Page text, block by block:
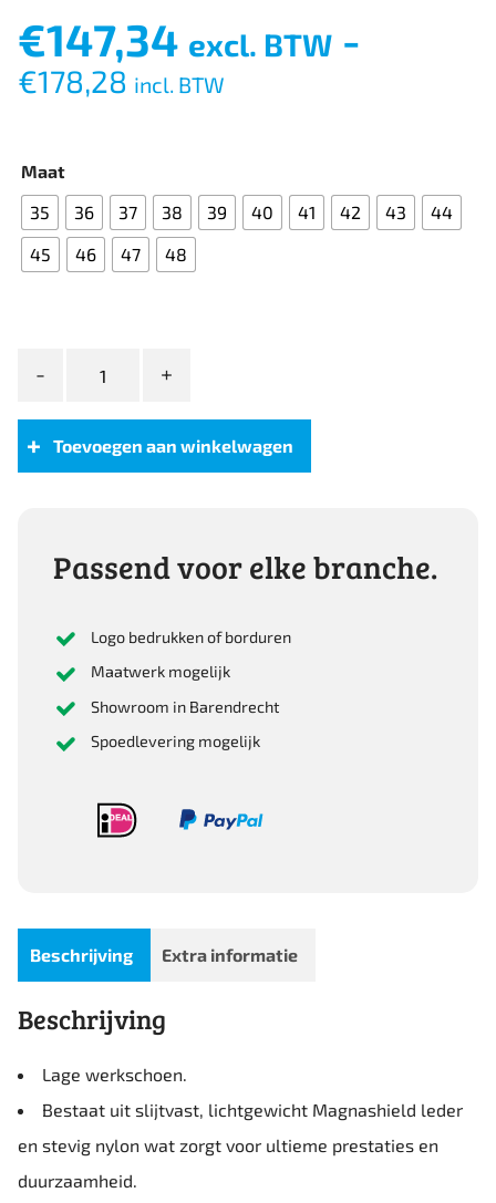
€147,34 excl. BTW -
€178,28 incl. BTW
Maat
35
36 37 38 39 40 41 42 43
44
45
46 47 48
Viper
5.0
Toevoegen aan winkelwagen
Passend voor elke branche.
Logo bedrukken of borduren
Maatwerk mogelijk
Showroom in Barendrecht
Spoedlevering mogelijk
Beschrijving Extra informatie
Beschrijving
Lage werkschoen.
Bestaat uit slijtvast, lichtgewicht Magnashield leder
en stevig nylon wat zorgt voor ultieme prestaties en
duurzaamheid.